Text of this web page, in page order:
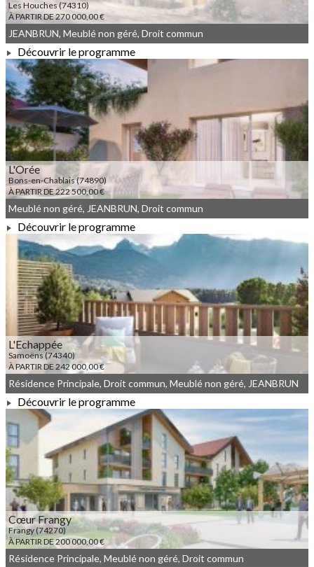
Les Houches (74310)
À PARTIR DE 270 000,00 €
À PARTIR DE 270 000,00 €
JEANBRUN, Meublé non géré, Droit commun
Découvrir le programme
L'Orée
Bons-en-Chablais (74890)
À PARTIR DE 222 500,00 €
À PARTIR DE 222 500,00 €
Meublé non géré, JEANBRUN, Droit commun
Découvrir le programme
L'Echappée
Samoëns (74340)
À PARTIR DE 242 000,00 €
À PARTIR DE 242 000,00 €
Résidence Principale, Droit commun, Meublé non géré, JEANBRUN
Découvrir le programme
Cœur Frangy
Frangy (74270)
À PARTIR DE 200 000,00 €
Résidence Principale, Meublé non géré, Droit commun